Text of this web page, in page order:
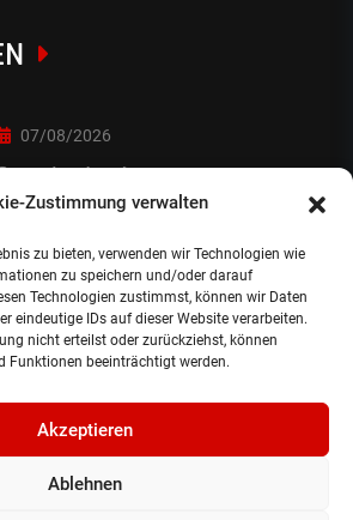
Zustimmung verwalten
zu bieten, verwenden wir Technologien wie
zu speichern und/oder darauf
Technologien zustimmst, können wir Daten
eindeutige IDs auf dieser Website verarbeiten.
nicht erteilst oder zurückziehst, können
Funktionen beeinträchtigt werden.
Akzeptieren
Ablehnen
07/08/2026
Leute :-)
06/08/2026
und SportwagenhandelsgmbH.